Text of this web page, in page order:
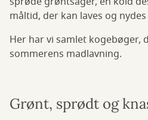
måltid, der kan laves og
Her har vi samlet kogebøger,
sommerens madlavning.
Grønt, sprødt og